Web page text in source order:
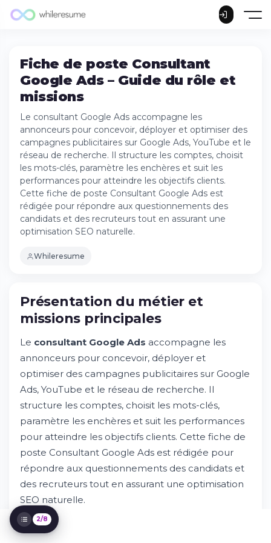
Fiche de poste Consultant
Google Ads – Guide du rôle et
missions
Le consultant Google Ads accompagne les
annonceurs pour concevoir, déployer et optimiser des
campagnes publicitaires sur Google Ads, YouTube et le
réseau de recherche. Il structure les comptes, choisit
les mots-clés, paramètre les enchères et suit les
performances pour atteindre les objectifs clients.
Cette fiche de poste Consultant Google Ads est
rédigée pour répondre aux questionnements des
candidats et des recruteurs tout en assurant une
optimisation SEO naturelle.
Whileresume
Présentation du métier et missions
principales
Essayez Whileresume
Compétences et qualifications requises
Parcours et formation recommandés
Environnement de travail et perspectives
d'évolution
Rémunération et avantages
Processus de recrutement et conseils
Méthodologie et KPI
2/8
Présentation du métier et
missions principales
Le consultant Google Ads accompagne les
annonceurs pour concevoir, déployer et
optimiser des campagnes publicitaires sur Google
Ads, YouTube et le réseau de recherche. Il
structure les comptes, choisit les mots-clés,
paramètre les enchères et suit les performances
pour atteindre les objectifs clients. Cette fiche de
poste Consultant Google Ads est rédigée pour
répondre aux questionnements des candidats et
des recruteurs tout en assurant une optimisation
SEO naturelle.
Vous aimez analyser des données et transformer
les chiffres en résultats concrets ? Vous souhaitez